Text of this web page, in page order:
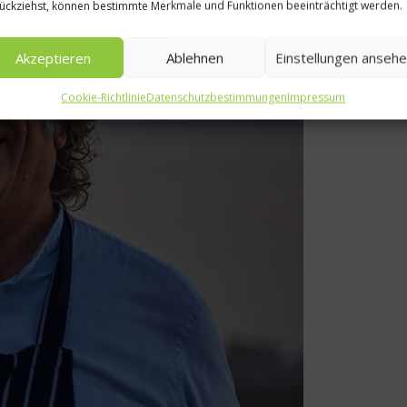
können bestimmte Merkmale und Funktionen beeinträchtigt werden.
Akzeptieren Ablehnen Einstellungen
Cookie-RichtlinieDatenschutzbestimmungenImpressum